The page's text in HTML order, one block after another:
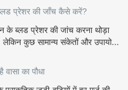
प्रेशर की जाँच कैसे करें?
के ब्लड प्रेशर की जांच करना थोड़ा
लेकिन कुछ सामान्य संकेतों और उपायो...
का पौधा